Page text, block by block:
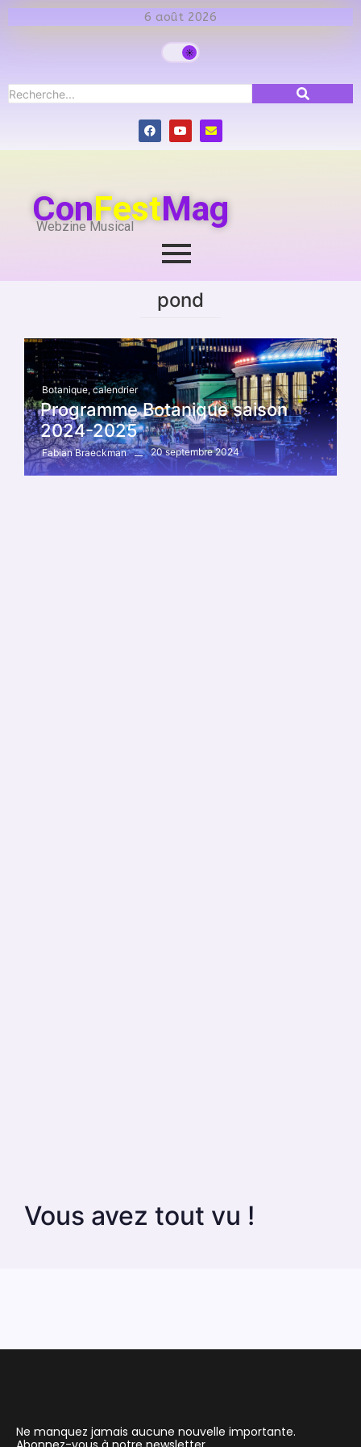
6 août 2026
ConFestMag
Webzine Musical
pond
Botanique, calendrier
Programme Botanique saison
2024-2025
Fabian Braeckman 20 septembre 2024
Vous avez tout vu !
Ne manquez jamais aucune nouvelle importante.